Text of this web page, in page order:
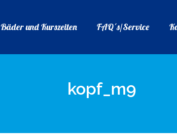
Bäder und Kurszeiten FAQ´s/Service
kopf_m9